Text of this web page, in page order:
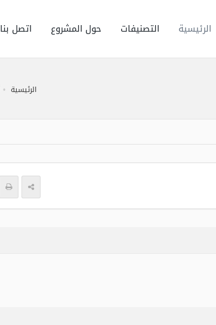
الرئيسية التصنيفات حول المشروع اتصل بنا
الرئيسية